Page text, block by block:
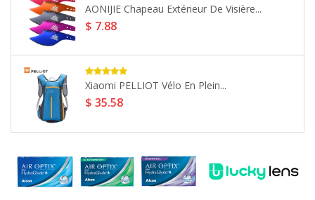
Organisateur De Documents De Titulaire...
$ 23.45
10 Dés Transparents PCS 14MM...
$ 8.25